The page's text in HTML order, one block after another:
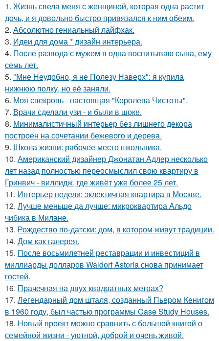
1. Жизнь свела меня с женщиной, которая одна растит
дочь, и я довольно быстро привязался к ним обеим.
2. Абсолютно гениальный лайфхак.
3. Идеи для дома * дизайн интерьера.
4. После развода с мужем я одна воспитываю сына, ему
семь лет.
5. "Мне Неудобно, я не Полезу Наверх": я купила
нижнюю полку, но её заняли.
6. Моя свекровь - настоящая "Королева Чистоты".
7. Врачи сделали узи - и были в шоке.
8. Минималистичный интерьер без лишнего декора
построен на сочетании бежевого и дерева.
9. Школа жизни: рабочее место школьника.
10. Американский дизайнер Джонатан Адлер несколько
лет назад полностью переосмыслил свою квартиру в
Гринвич - виллидж, где живёт уже более 25 лет.
11. Интерьер недели: эклектичная квартира в Москве.
12. Лучше меньше да лучше: микроквартира Альдо
чибика в Милане.
13. Рождество по-датски: дом, в котором живут традиции.
14. Дом как галерея.
15. После восьмилетней реставрации и инвестиций в
миллиарды долларов Waldorf Astoria снова принимает
гостей.
16. Прачечная на двух квадратных метрах?
17. Легендарный дом шталя, созданный Пьером Кенигом
в 1960 году, был частью программы Case Study Houses.
18. Новый проект можно сравнить с большой книгой о
семейной жизни - уютной, доброй и очень живой.